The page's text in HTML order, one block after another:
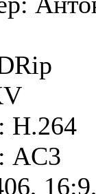
: H.264
: AC3